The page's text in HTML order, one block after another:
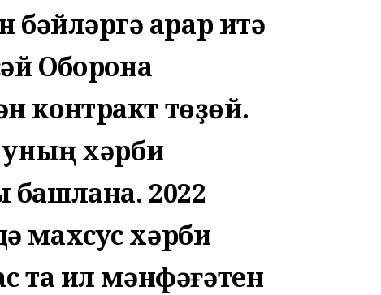
ҡарар итә
Оборона
контракт төҙөй.
хәрби
2022
махсус хәрби
та ил мәнфәғәтен